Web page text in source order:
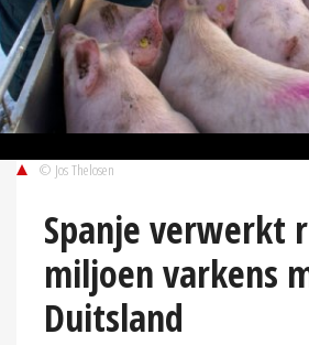
© Jos Thelosen
Spanje verwerkt
miljoen varkens
Duitsland